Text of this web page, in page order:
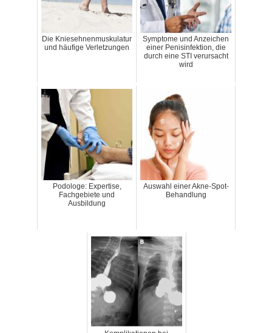
Die Kniesehnenmuskulatur
und häufige Verletzungen
Symptome und Anzeichen
einer Penisinfektion, die
durch eine STI verursacht
wird
Podologe: Expertise,
Fachgebiete und
Ausbildung
Auswahl einer Akne-Spot-
Behandlung